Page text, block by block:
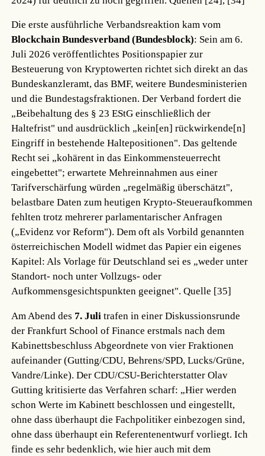
Die erste ausführliche Verbandsreaktion kam vom
Blockchain Bundesverband (Bundesblock): Sein am 6.
Juli 2026 veröffentlichtes Positionspapier zur
Besteuerung von Kryptowerten richtet sich direkt an das
Bundeskanzleramt, das BMF, weitere Bundesministerien
und die Bundestagsfraktionen. Der Verband fordert die
„Beibehaltung des § 23 EStG einschließlich der
Haltefrist" und ausdrücklich „kein[en] rückwirkende[n]
Eingriff in bestehende Haltepositionen". Das geltende
Recht sei „kohärent in das Einkommensteuerrecht
eingebettet"; erwartete Mehreinnahmen aus einer
Tarifverschärfung würden „regelmäßig überschätzt",
belastbare Daten zum heutigen Krypto-Steueraufkommen
fehlten trotz mehrerer parlamentarischer Anfragen
(„Evidenz vor Reform"). Dem oft als Vorbild genannten
österreichischen Modell widmet das Papier ein eigenes
Kapitel: Als Vorlage für Deutschland sei es „weder unter
Standort- noch unter Vollzugs- oder
Aufkommensgesichtspunkten geeignet".Quelle [35]
Am Abend des 7. Juli trafen in einer Diskussionsrunde
der Frankfurt School of Finance erstmals nach dem
Kabinettsbeschluss Abgeordnete von vier Fraktionen
aufeinander (Gutting/CDU, Behrens/SPD, Lucks/Grüne,
Vandre/Linke). Der CDU/CSU-Berichterstatter Olav
Gutting kritisierte das Verfahren scharf: „Hier werden
schon Werte im Kabinett beschlossen und eingestellt,
ohne dass überhaupt die Fachpolitiker einbezogen sind,
ohne dass überhaupt ein Referentenentwurf vorliegt. Ich
finde es sehr bedenklich, wie hier auch mit dem